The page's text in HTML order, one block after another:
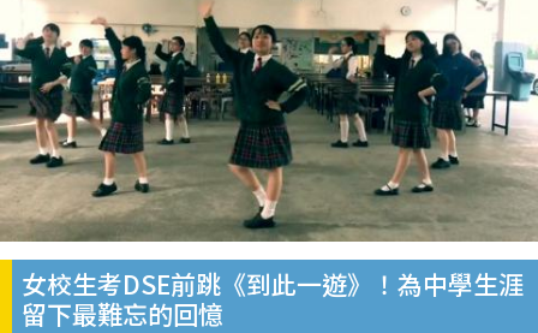
女校生考DSE前跳《到此一遊》！為中學生涯
留下最難忘的回憶